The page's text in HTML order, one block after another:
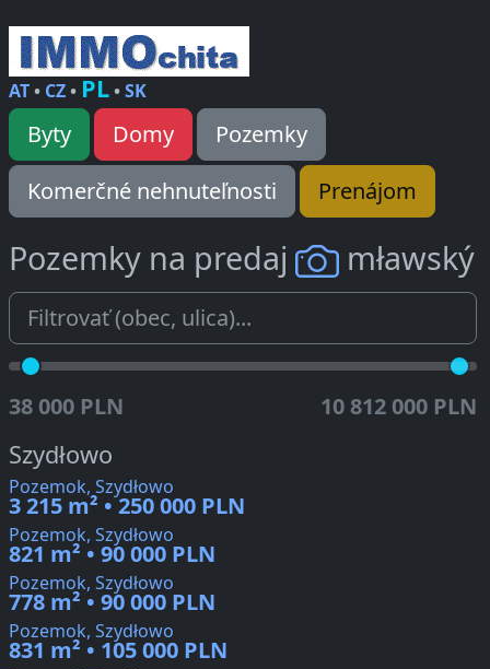
AT• CZ• PL•SK
Byty Domy
Pozemky
Komerčné nehnuteľnosti
Prenájom
Pozemky na predaj mławský
38 000 PLN 10 812 000 PLN
Szydłowo
Pozemok, Szydłowo
3 215 m² • 250 000 PLN
Pozemok, Szydłowo
821 m² • 90 000 PLN
Pozemok, Szydłowo
778 m² • 90 000 PLN
Pozemok, Szydłowo
831 m² • 105 000 PLN